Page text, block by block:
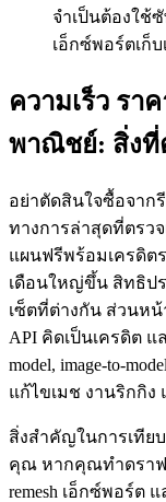
จำเป็นต้องใช้
เอ็กซ์พอร์ตเก็
ความเร็ว รา
พาณิชย์: สิ่งที่
อย่าตัดสินใจซื้อจาก
ทางการล่าสุดที่ตรวจ
แผนฟรีพร้อมเครดิต
เดือนใหญ่ขึ้น สิทธิป
เซ็ตที่ต่างกัน ส่วนหน้
API คิดเป็นเครดิต แ
model, image-to-
แก้ไขเมช งานริกกิ
สิ่งสำคัญในการเทีย
คุณ หากคุณทำดราฟ
remesh เอ็กซ์พอร์ต